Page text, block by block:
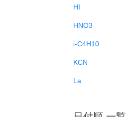
HI
HNO3
i-C4H10
KCN
La